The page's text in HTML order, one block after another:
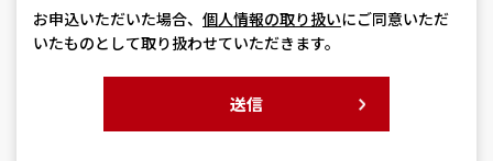
送信
お申込いただいた場合、 個人情報の取り扱いにご同意いただ
いたものとして取り扱わせていただきます。